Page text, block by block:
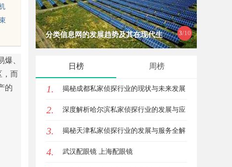
、
，而
的
4/10
网的发展趋势及其在现代生
作用解析
探索在线影院：现代人与影视
日榜 周榜
1. 揭秘成都私家侦探行业的现状与未来发展
趋势
2. 深度解析哈尔滨私家侦探行业的发展与应
用现状
3. 揭秘天津私家侦探行业的发展与服务全解
析
4. 武汉配眼镜 上海配眼镜